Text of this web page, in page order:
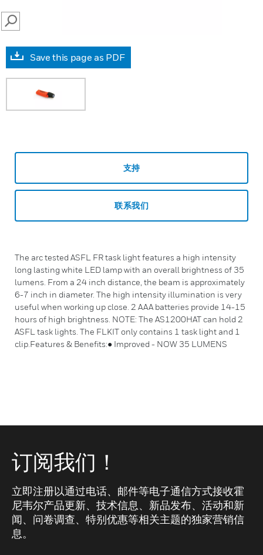
SEARCH
Save this page as PDF
支持
联系我们
The arc tested ASFL FR task light features a high intensity
long lasting white LED lamp with an overall brightness of 35
lumens. From a 24 inch distance, the beam is approximately
6-7 inch in diameter. The high intensity illumination is very
useful when working up close. 2 AAA batteries provide 14-15
hours of high brightness. NOTE: The AS1200HAT can hold 2
ASFL task lights. The FLKIT only contains 1 task light and 1
clip.Features & Benefits:● Improved - NOW 35 LUMENS
订阅我们！
立即注册以通过电话、邮件等电子通信方式接收霍
尼韦尔产品更新、技术信息、新品发布、活动和新
闻、问卷调查、特别优惠等相关主题的独家营销信
息。